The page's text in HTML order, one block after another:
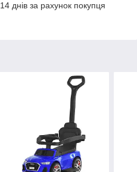
днів за рахунок покупця